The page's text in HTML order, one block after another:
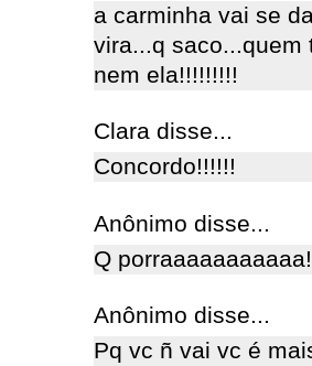
a carminha vai se
vira...q saco...quem
nem ela!!!!!!!!!
Clara disse...
Concordo!!!!!!
Anônimo disse...
Q
Anônimo disse...
Pq vc ñ vai vc é